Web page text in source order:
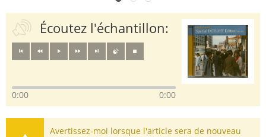
Écoutez l'échantillon:
0:00 0:00
Avertissez-moi lorsque l'article sera de nouveau